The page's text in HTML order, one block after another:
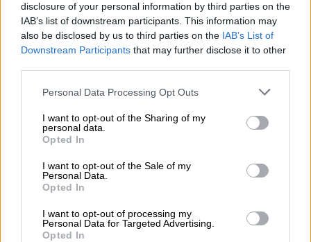
disclosure of your personal information by third parties on the
IAB’s list of downstream participants. This information may
also be disclosed by us to third parties on the IAB’s List of
Downstream Participants that may further disclose it to other
Please note that this website/app uses one or more Google
not limited to your visit or usage behaviour. You may click to
grant or deny consent to Google and its third-party tags to
use your data for below specified purposes in below Google
consent section.
Personal Data Processing Opt Outs
I want to opt-out of the Sharing of my
personal data.
Opted In
I want to opt-out of the Sale of my
Personal Data.
Opted In
I want to opt-out of processing my
Personal Data for Targeted Advertising.
Opted In
Αθλητισμός|10.08.2025 20:10
ΜΜΕ Τσεχίας για Ζαφείρη: «Όχι της
Σλάβια και στη δεύτερη πρόταση του
ΠΑΟΚ»
Η διοίκηση διάβασε σωστά τη συγκυρία,
γνωρίζοντας ότι η Κρουζ Αζούλ ήθελε να
ελαφρύνει το μισθολογικό της βάρος, καθώς
ο έμπειρος φορ είχε ετήσιες απολαβές
κοντά στα 3 εκατ. ευρώ. Η συμφωνία
κλείστηκε στη βάση του δανεισμού για έναν